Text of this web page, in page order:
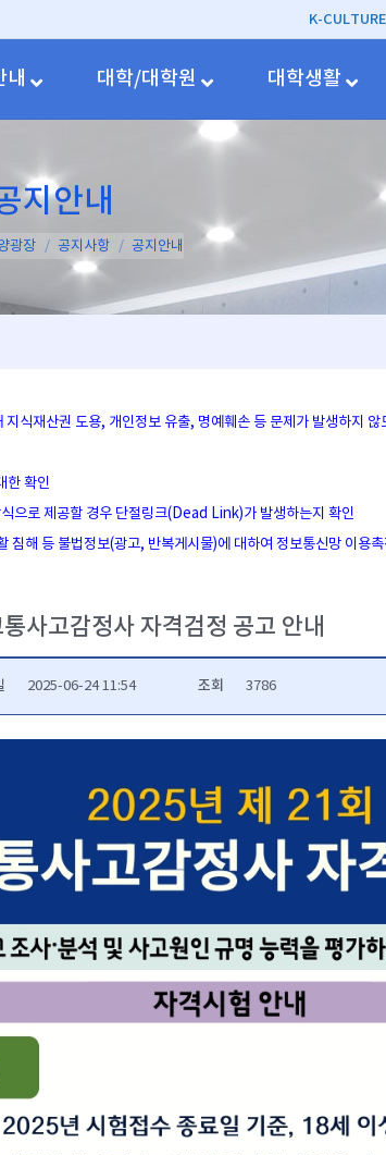
K-CULTURE
내 대학/대학원 대학생활
지안내
광장 공지사항 공지안내
식재산권 도용, 개인정보 유출, 명예훼손 등 문제가 발생하지
한 확인
으로 제공할 경우 단절링크(Dead Link)가 발생하는지 확인
침해 등 불법정보(광고, 반복게시물)에 대하여 정보통신망 이용
사고감정사 자격검정 공고 안내
2025-06-24 11:54 조회 3786